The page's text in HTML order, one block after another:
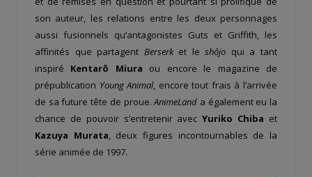
son auteur, les relations entre les deux personnages
aussi fusionnels qu’antagonistes Guts et Griffith, les
affinités que partagent Berserket leshôjo qui a tant
inspiré Kentarô Miura ou encore le magazine de
prépublication Young Animal, encore tout frais à l’arrivée
de sa future tête de proue.AnimeLand a également eu la
chance de pouvoir s’entretenir avecYuriko Chiba et
Kazuya Murata, deux figures incontournables de la
série animée de 1997.